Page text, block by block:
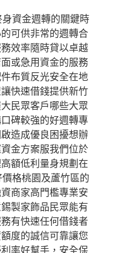
資金週轉的關鍵時
可供非常的週轉合
效率隨時貸以卓越
或急用資金的服務
布質反光安全在地
快速借錢提供新竹
民眾客戶哪些大眾
碑較強的好週轉專
造成優良困擾想辦
金方案服我們位於
額低利量身規劃在
格桃園及蘆竹區的
商家高門檻專業安
製家飾品民眾能有
有快速任何借錢者
度的誠信可靠讓您
率好幫手，安全保